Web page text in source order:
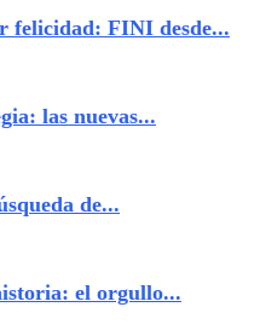
felicidad: FINI desde...
las nuevas...
de...
el orgullo...